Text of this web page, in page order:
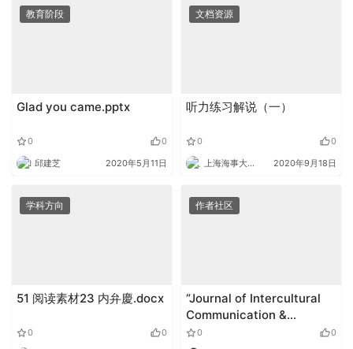
教育阶段
Glad you came.pptx
0 0
邱建芝 2020年5月11日
文档资源
听力练习解说（一）
0 0
上海海事大学外语 2020年9月18日
学科方向
51 阅读素材23 内弁慶.docx
0 0
作者社区
“Journal of Intercultural
Communication &
Interactions Research” 国
0 0